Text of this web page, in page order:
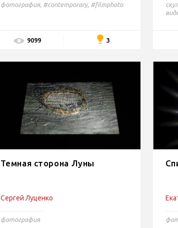
фотография, #contemporary, #filmphoto
9099 3
Темная сторона Луны
Сергей Луценко
фотография